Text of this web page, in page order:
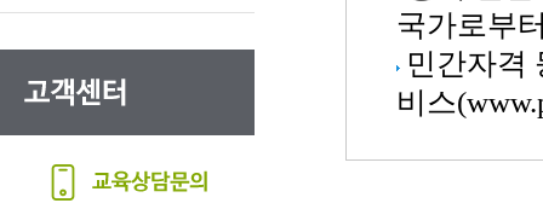
국가로부
민간자격
비스